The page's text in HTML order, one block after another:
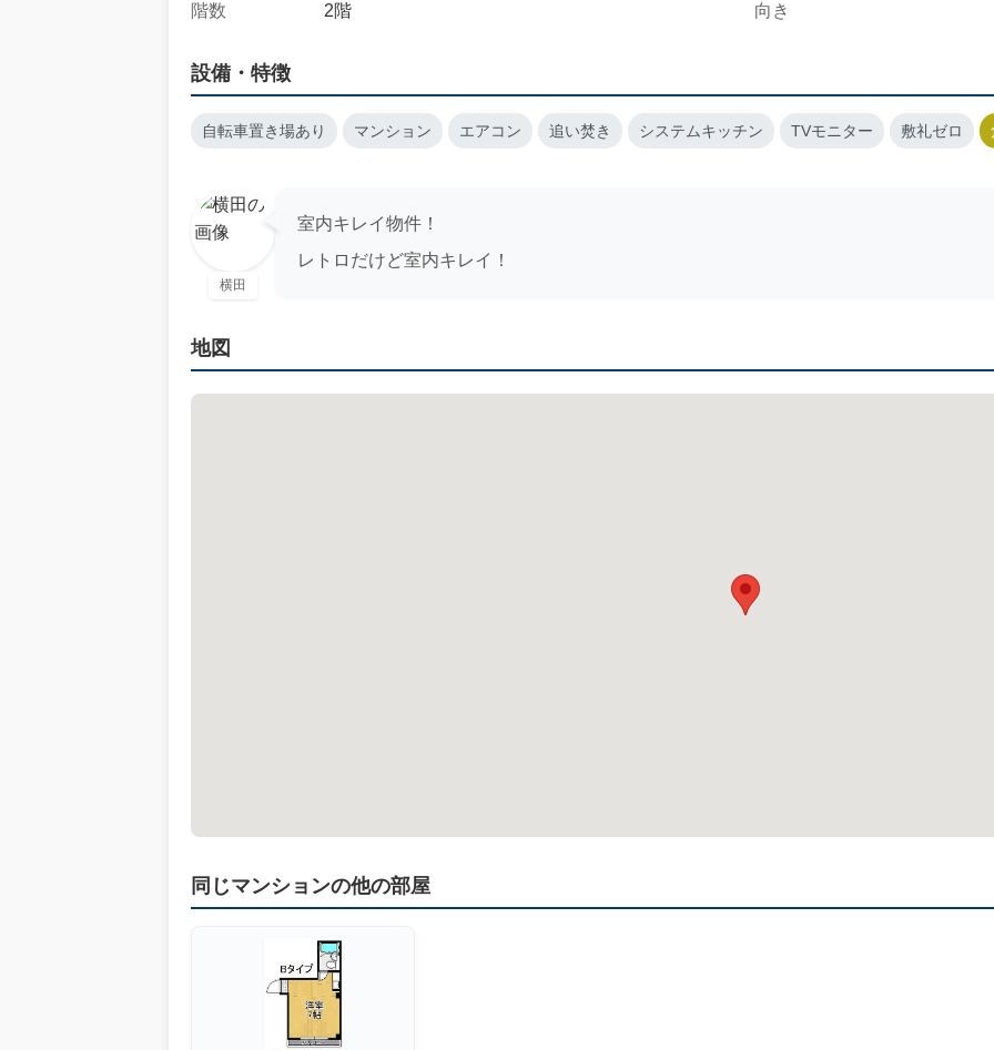
階数 2階 向き
設備・特徴
自転車置き場あり マンション エアコン 追い焚き システムキッチン TVモニター 敷礼ゼロ
横田
室内キレイ物件！
レトロだけど室内キレイ！
地図
同じマンションの他の部屋